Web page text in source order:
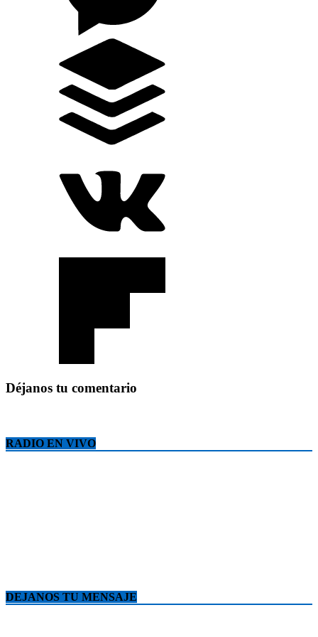
Déjanos tu comentario
RADIO EN VIVO
DEJANOS TU MENSAJE